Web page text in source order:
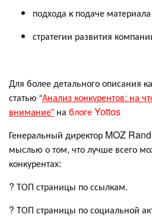
подхода к подаче
стратегии развития
Для более детального описания
статью “Анализ конкурентов: на
внимание” на блоге Yottos
Генеральный директор MOZ
мыслью о том, что лучше всего
конкурентах:
? ТОП страницы по ссылкам.
? ТОП страницы по социальной